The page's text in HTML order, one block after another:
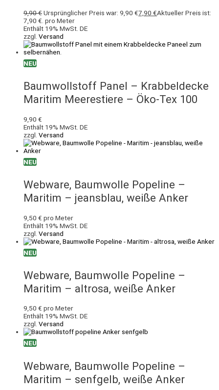
9,90€Ursprünglicher Preis war: 9,90 €7,90 €Aktueller Preis ist:
7,90 €. pro Meter
Enthält 19% MwSt. DE
zzgl. Versand
NEU
Baumwollstoff Panel – Krabbeldecke
Maritim Meerestiere – Öko-Tex 100
9,90 €
Enthält 19% MwSt. DE
zzgl. Versand
NEU
Webware, Baumwolle Popeline –
Maritim – jeansblau, weiße Anker
9,50 € pro Meter
Enthält 19% MwSt. DE
zzgl. Versand
NEU
Webware, Baumwolle Popeline –
Maritim – altrosa, weiße Anker
9,50 € pro Meter
Enthält 19% MwSt. DE
zzgl. Versand
NEU
Webware, Baumwolle Popeline –
Maritim – senfgelb, weiße Anker